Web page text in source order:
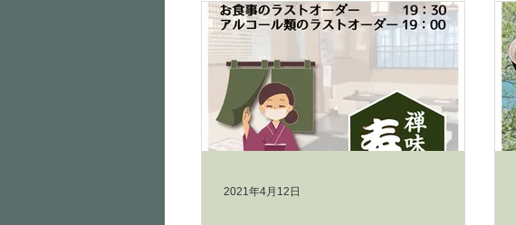
秋から冬のメニュー
2021年4月12日